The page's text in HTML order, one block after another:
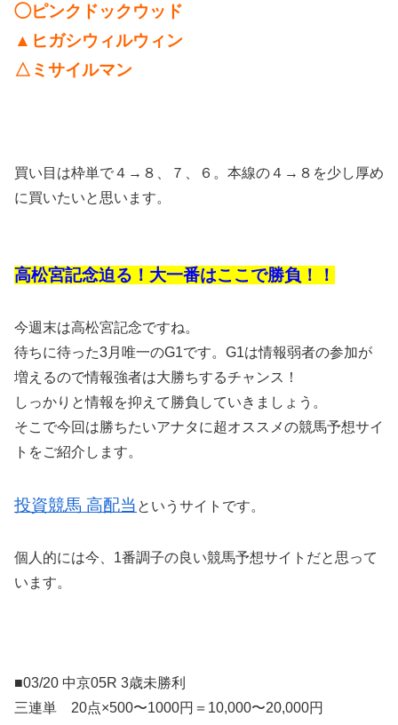
◯ピンクドックウッド
▲ヒガシウィルウィン
△ミサイルマン
買い目は枠単で４→８、７、６。本線の４→８を少し厚め
に買いたいと思います。
高松宮記念迫る！大一番はここで勝負！！
今週末は高松宮記念ですね。
待ちに待った3月唯一のG1です。G1は情報弱者の参加が
増えるので情報強者は大勝ちするチャンス！
しっかりと情報を抑えて勝負していきましょう。
そこで今回は勝ちたいアナタに超オススメの競馬予想サイ
トをご紹介します。
投資競馬 高配当 というサイトです。
個人的には今、1番調子の良い競馬予想サイトだと思って
います。
■03/20 中京05R 3歳未勝利
三連単 20点×500〜1000円＝10,000〜20,000円